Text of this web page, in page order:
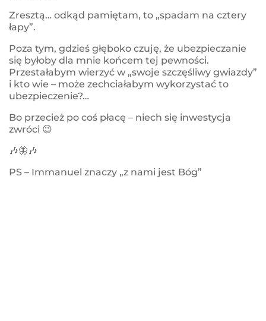
Zresztą… odkąd pamiętam, to „spadam na cztery
łapy”.
Poza tym, gdzieś głęboko czuję, że ubezpieczanie
się byłoby dla mnie końcem tej pewności.
Przestałabym wierzyć w „swoje szczęśliwy gwiazdy”
i kto wie – może zechciałabym wykorzystać to
ubezpieczenie?…
Bo przecież po coś płacę – niech się inwestycja
zwróci 😉
🎶🦋 🎶
PS – Immanuel znaczy „z nami jest Bóg”